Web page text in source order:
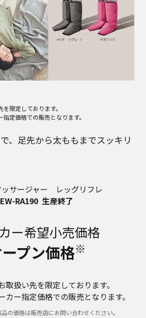
限定しております。
定価格での販売となります。
、足先から太ももまでスッキリ
ッサージャー レッグリフレ
EW-RA190 生産終了
ー希望小売価格
プン価格※
取扱い先を限定しております。
カー指定価格での販売となります。
の価格は販売店にお問い合わせください。